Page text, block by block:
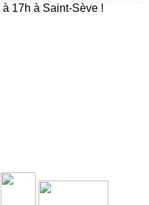
17h à Saint-Sève !